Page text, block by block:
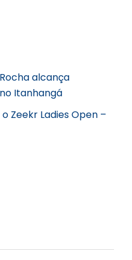
alcança
Itanhangá
Zeekr Ladies Open –